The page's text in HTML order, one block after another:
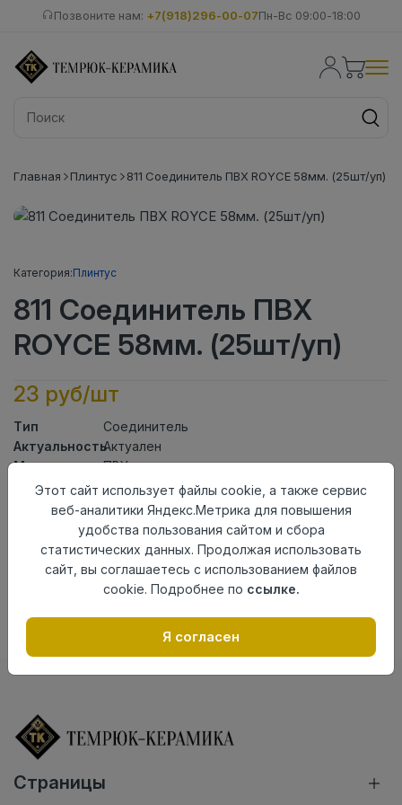
Позвоните нам: +7(918)296-00-07Пн-Вс 09:00-18:00
Главная Плинтус 811 Соединитель ПВХ ROYCE 58мм. (25шт/уп)
Категория:Плинтус
811 Соединитель ПВХ
ROYCE 58мм. (25шт/уп)
23 руб/шт
Тип
Соединитель
АктуальностьАктуален
Материал
ПВХ
Осталось19 шт
Добавить в корзину
Внимание! Внешний вид товара может отличаться от
представленного на настоящем сайте. Проверяйте
наличие необходимых характеристик и комплектации
в момент приобретения товара.
Страницы
Этот сайт использует файлы cookie, а также сервис
веб-аналитики Яндекс.Метрика для повышения
удобства пользования сайтом и сбора
статистических данных. Продолжая использовать
сайт, вы соглашаетесь с использованием файлов
cookie. Подробнее по ссылке.
Я согласен